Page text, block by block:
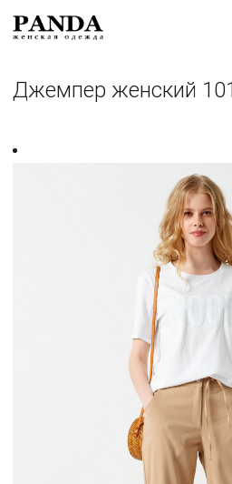
Джемпер женский